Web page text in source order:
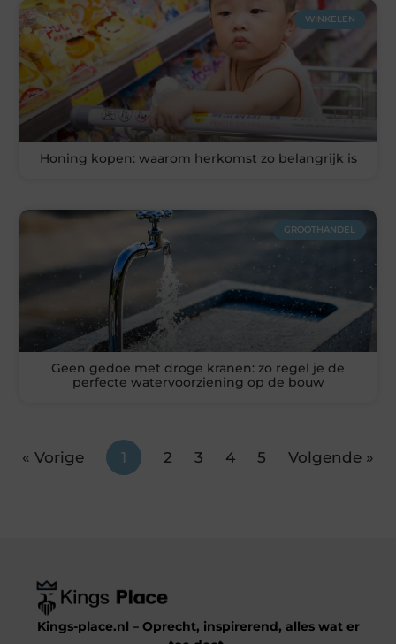
WINKELEN
Honing kopen: waarom herkomst zo belangrijk is
GROOTHANDEL
Geen gedoe met droge kranen: zo regel je de
perfecte watervoorziening op de bouw
« Vorige 1 2 3 4 5 Volgende »
Kings-place.nl – Oprecht, inspirerend, alles wat er